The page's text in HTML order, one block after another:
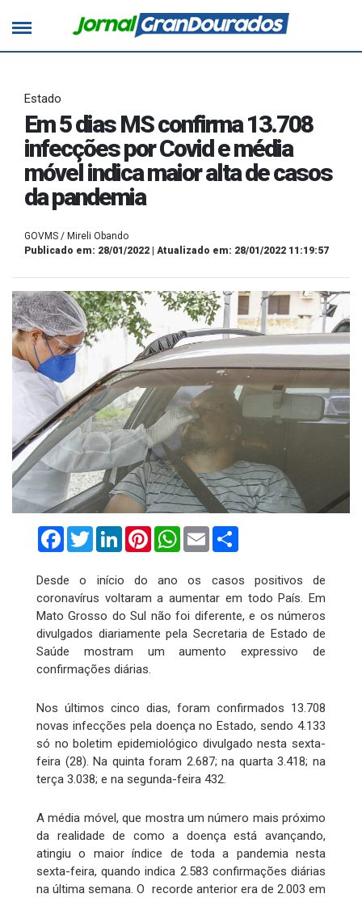
Estado
Em 5 dias MS confirma 13.708
infecções por Covid e média
móvel indica maior alta de casos
da pandemia
GOVMS / Mireli Obando
Publicado em: 28/01/2022 | Atualizado em: 28/01/2022 11:19:57
FacebookTwitterLinkedInPinterestWhatsApp
Email
Desde o início do ano os casos positivos de
coronavírus voltaram a aumentar em todo País. Em
Mato Grosso do Sul não foi diferente, e os números
divulgados diariamente pela Secretaria de Estado de
Saúde mostram um aumento expressivo de
confirmações diárias.
Nos últimos cinco dias, foram confirmados 13.708
novas infecções pela doença no Estado, sendo 4.133
só no boletim epidemiológico divulgado nesta sexta-
feira (28). Na quinta foram 2.687; na quarta 3.418; na
terça 3.038; e na segunda-feira 432.
A média móvel, que mostra um número mais próximo
da realidade de como a doença está avançando,
atingiu o maior índice de toda a pandemia nesta
sexta-feira, quando indica 2.583 confirmações diárias
na última semana. O recorde anterior era de 2.003 em